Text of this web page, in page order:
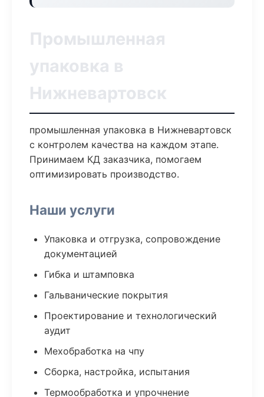
Промышленная
упаковка в
Нижневартовск
промышленная упаковка в Нижневартовск
с контролем качества на каждом этапе.
Принимаем КД заказчика, помогаем
оптимизировать производство.
Наши услуги
Упаковка и отгрузка, сопровождение
документацией
Гибка и штамповка
Гальванические покрытия
Проектирование и технологический
аудит
Мехобработка на чпу
Сборка, настройка, испытания
Термообработка и упрочнение